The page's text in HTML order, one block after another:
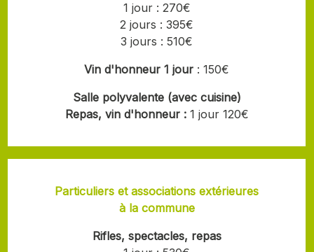
1 jour : 270€
2 jours : 395€
3 jours : 510€
Vin d'honneur 1 jour : 150€
Salle polyvalente (avec cuisine)
Repas, vin d'honneur : 1 jour 120€
Particuliers et associations extérieures
à la commune
Rifles, spectacles, repas